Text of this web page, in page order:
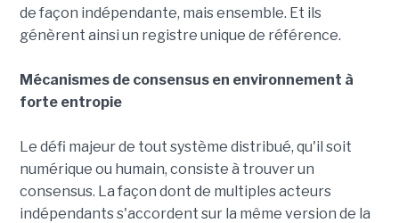
de façon indépendante, mais ensemble. Et ils
génèrent ainsi un registre unique de référence.
Mécanismes de consensus en environnement à
forte entropie
Le défi majeur de tout système distribué, qu'il soit
numérique ou humain, consiste à trouver un
consensus. La façon dont de multiples acteurs
indépendants s'accordent sur la même version de la